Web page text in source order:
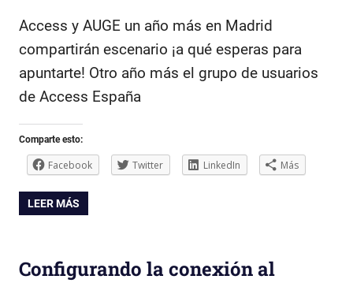
Access y AUGE un año más en Madrid
compartirán escenario ¡a qué esperas para
apuntarte! Otro año más el grupo de usuarios
de Access España
Comparte esto:
Facebook Twitter LinkedIn Más
LEER MÁS
Configurando la conexión al